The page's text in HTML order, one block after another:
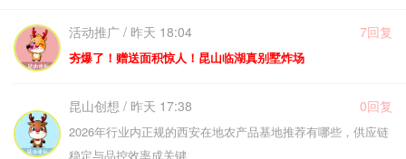
活动推广 / 昨天 18:04 7回复
夯爆了！赠送面积惊人！昆山临湖真别墅炸场
昆山创想 / 昨天 17:38 0回复
2026年行业内正规的西安在地农产品基地推荐有哪些，供应链
稳定与品控效率成关键